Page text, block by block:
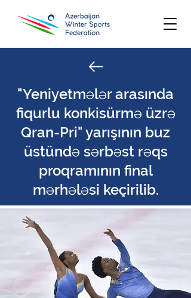
"Yeniyetmələr arasında
fiqurlu konkisürmə üzrə
Qran-Pri" yarışının buz
üstündə sərbəst rəqs
proqramının final
mərhələsi keçirilib.